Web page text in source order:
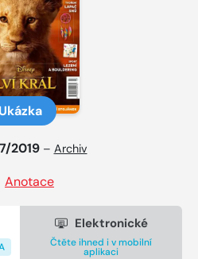
Ukázka
7/2019 – Archiv
Anotace
Elektronické
Čtěte ihned i v mobilní
aplikaci